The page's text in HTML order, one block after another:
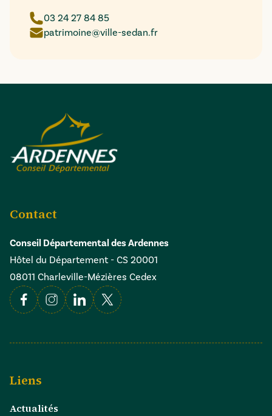
03 24 27 84 85
patrimoine@ville-sedan.fr
Contact
Conseil Départemental des Ardennes
Hôtel du Département - CS 20001
08011 Charleville-Mézières Cedex
FacebookInstagramLinkedin
X
Liens
Actualités